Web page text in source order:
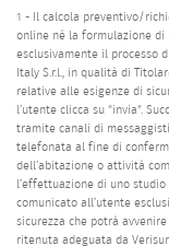
1 - Il calcola preventivo/
online né la formulazione di
esclusivamente il processo
Italy S.r.l., in qualità di
relative alle esigenze di
l’utente clicca su "invia".
tramite canali di
telefonata al fine di
dell’abitazione o attività
l’effettuazione di uno
comunicato all’utente
sicurezza che potrà
ritenuta adeguata da